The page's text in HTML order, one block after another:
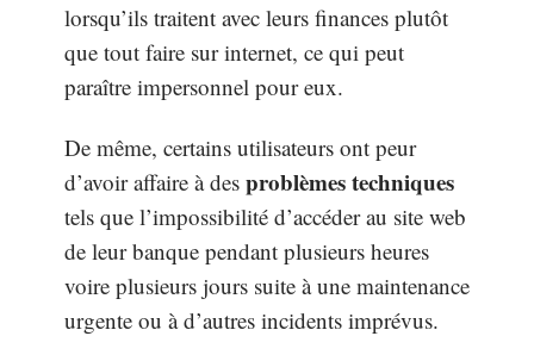
lorsqu’ils traitent avec leurs finances plutôt
que tout faire sur internet, ce qui peut
paraître impersonnel pour eux.
De même, certains utilisateurs ont peur
d’avoir affaire à des problèmes techniques
tels que l’impossibilité d’accéder au site web
de leur banque pendant plusieurs heures
voire plusieurs jours suite à une maintenance
urgente ou à d’autres incidents imprévus.